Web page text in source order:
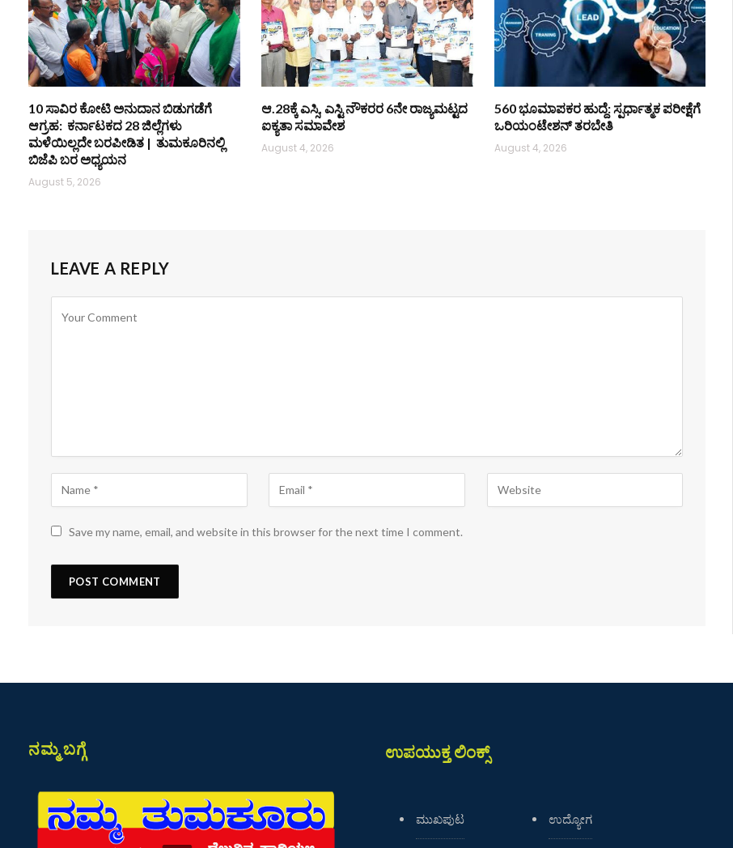
10 ಸಾವಿರ ಕೋಟಿ ಅನುದಾನ ಬಿಡುಗಡೆಗೆ
ಆಗ್ರಹ: ಕರ್ನಾಟಕದ 28 ಜಿಲ್ಲೆಗಳು
ಮಳೆಯಿಲ್ಲದೇ ಬರಪೀಡಿತ | ತುಮಕೂರಿನಲ್ಲಿ
ಬಿಜೆಪಿ ಬರ ಅಧ್ಯಯನ
August 5, 2026
ಆ.28ಕ್ಕೆ ಎಸ್ಸಿ, ಎಸ್ಟಿ ನೌಕರರ 6ನೇ ರಾಜ್ಯಮಟ್ಟದ
ಐಕ್ಯತಾ ಸಮಾವೇಶ
August 4, 2026
560 ಭೂಮಾಪಕರ ಹುದ್ದೆ: ಸ್ಪರ್ಧಾತ್ಮಕ ಪರೀಕ್ಷೆಗೆ
ಒರಿಯಂಟೇಶನ್ ತರಬೇತಿ
August 4, 2026
LEAVE A REPLY
Save my name, email, and website in this browser for the next time I comment.
ನಮ್ಮ ಬಗ್ಗೆ ಉಪಯುಕ್ತ ಲಿಂಕ್ಸ್
ಮುಖಪುಟ ಉದ್ಯೋಗ